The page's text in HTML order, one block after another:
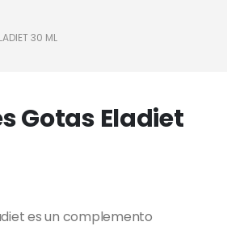
30 ML
Gotas Eladiet
es un complemento